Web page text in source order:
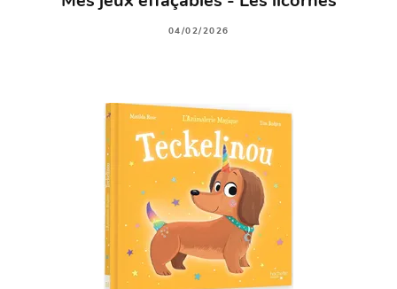
04/02/2026